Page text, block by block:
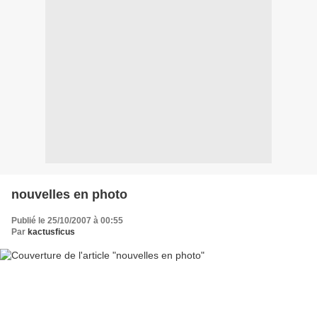
nouvelles en photo
Publié le 25/10/2007 à 00:55
Par kactusficus